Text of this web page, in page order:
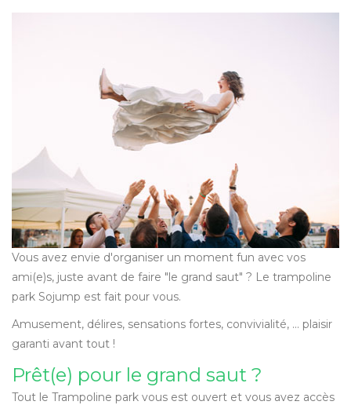
Vous avez envie d'organiser un moment fun avec vos
ami(e)s, juste avant de faire "le grand saut" ? Le trampoline
park Sojump est fait pour vous.
Amusement, délires, sensations fortes, convivialité, ... plaisir
garanti avant tout !
Prêt(e) pour le grand saut ?
Tout le Trampoline park vous est ouvert et vous avez accès